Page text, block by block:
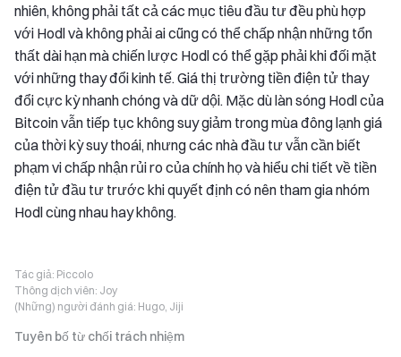
nhiên, không phải tất cả các mục tiêu đầu tư đều phù hợp
với Hodl và không phải ai cũng có thể chấp nhận những tổn
thất dài hạn mà chiến lược Hodl có thể gặp phải khi đối mặt
với những thay đổi kinh tế. Giá thị trường tiền điện tử thay
đổi cực kỳ nhanh chóng và dữ dội. Mặc dù làn sóng Hodl của
Bitcoin vẫn tiếp tục không suy giảm trong mùa đông lạnh giá
của thời kỳ suy thoái, nhưng các nhà đầu tư vẫn cần biết
phạm vi chấp nhận rủi ro của chính họ và hiểu chi tiết về tiền
điện tử đầu tư trước khi quyết định có nên tham gia nhóm
Hodl cùng nhau hay không.
Tác giả: Piccolo
Thông dịch viên: Joy
(Những) người đánh giá: Hugo, Jiji
Tuyên bố từ chối trách nhiệm